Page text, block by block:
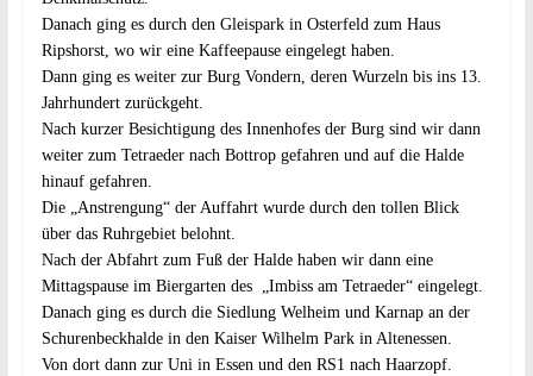
Danach ging es durch den Gleispark in Osterfeld zum Haus
Ripshorst, wo wir eine Kaffeepause eingelegt haben.
Dann ging es weiter zur Burg Vondern, deren Wurzeln bis ins 13.
Jahrhundert zurückgeht.
Nach kurzer Besichtigung des Innenhofes der Burg sind wir dann
weiter zum Tetraeder nach Bottrop gefahren und auf die Halde
hinauf gefahren.
Die „Anstrengung“ der Auffahrt wurde durch den tollen Blick
über das Ruhrgebiet belohnt.
Nach der Abfahrt zum Fuß der Halde haben wir dann eine
Mittagspause im Biergarten des „Imbiss am Tetraeder“ eingelegt.
Danach ging es durch die Siedlung Welheim und Karnap an der
Schurenbeckhalde in den Kaiser Wilhelm Park in Altenessen.
Von dort dann zur Uni in Essen und den RS1 nach Haarzopf.